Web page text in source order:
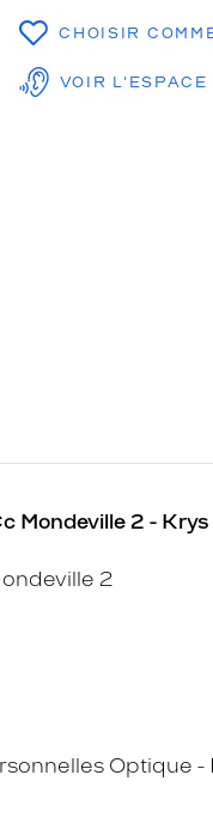
CHOISIR
VOIR L'ESPACE
Mondeville 2 - Krys
2
Optique -